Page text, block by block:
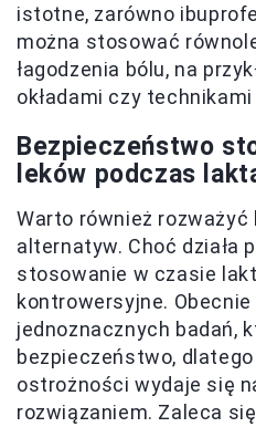
istotne, zarówno
można stosować
łagodzenia bólu, na
okładami czy
Bezpieczeństwo
leków podczas
Warto również
alternatyw. Choć działa
stosowanie w czasie
kontrowersyjne. Obecnie
jednoznacznych badań,
bezpieczeństwo,
ostrożności wydaje się
rozwiązaniem. Zaleca